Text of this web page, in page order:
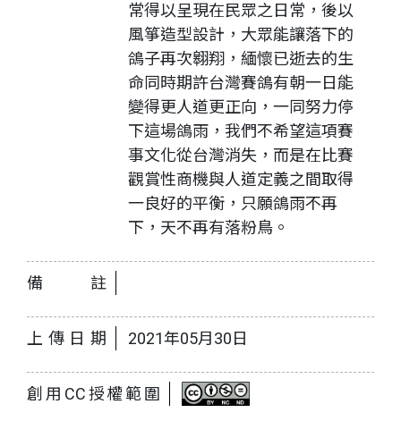
常得以呈現在民眾之日常，後以
風箏造型設計，大眾能讓落下的
鴿子再次翱翔，緬懷已逝去的生
命同時期許台灣賽鴿有朝一日能
變得更人道更正向，一同努力停
下這場鴿雨，我們不希望這項賽
事文化從台灣消失，而是在比賽
觀賞性商機與人道定義之間取得
一良好的平衡，只願鴿雨不再
下，天不再有落粉鳥。
備註
上傳日期 2021年05月30日
創用CC授權範圍